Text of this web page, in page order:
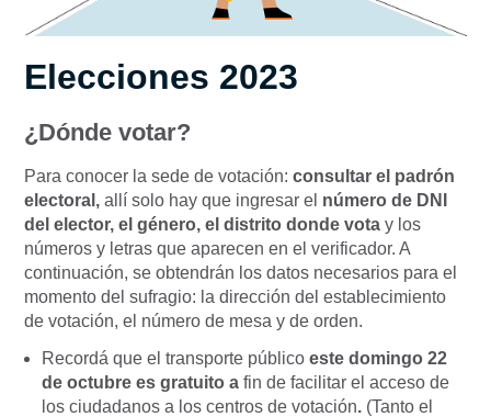
Elecciones 2023
¿Dónde votar?
Para conocer la sede de votación: consultar el padrón
electoral, allí solo hay que ingresar el número de DNI
del elector, el género, el distrito donde vota y los
números y letras que aparecen en el verificador. A
continuación, se obtendrán los datos necesarios para el
momento del sufragio: la dirección del establecimiento
de votación, el número de mesa y de orden.
Recordá que el transporte público este domingo 22
de octubre es gratuito a fin de facilitar el acceso de
los ciudadanos a los centros de votación. (Tanto el